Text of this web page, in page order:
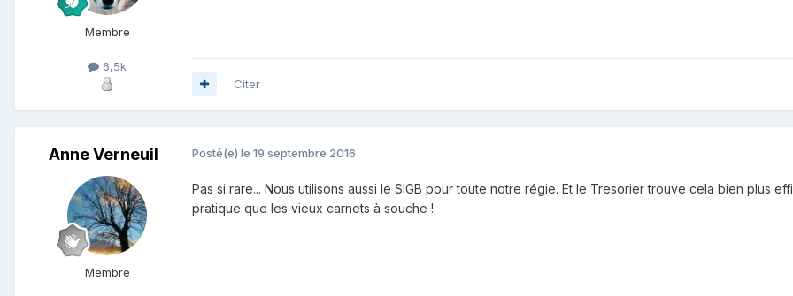
Membre
6,5k
Citer
Anne Verneuil
Membre
Posté(e) le 19 septembre 2016
Pas si rare... Nous utilisons aussi le SIGB pour toute notre régie. Et le Tresorier trouve cela bien plus
pratique que les vieux carnets à souche !